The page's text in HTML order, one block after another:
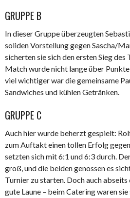
GRUPPE B
In dieser Gruppe überzeugten
soliden Vorstellung gegen Sascha/
sicherten sie sich den ersten Sieg des
Match wurde nicht lange über
viel wichtiger war die gemeinsame
Sandwiches und kühlen Getränken.
GRUPPE C
Auch hier wurde beherzt gespielt:
zum Auftakt einen tollen Erfolg
setzten sich mit 6:1 und 6:3 durch.
groß, und die beiden genossen es
Turnier zu starten. Doch auch
gute Laune – beim Catering waren